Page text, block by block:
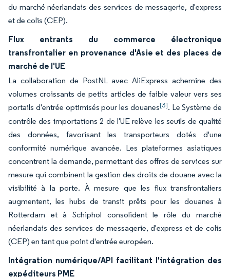
du marché néerlandais des services de messagerie, d'express
et de colis (CEP).
Flux entrants du commerce électronique
transfrontalier en provenance d'Asie et des places de
marché de l'UE
La collaboration de PostNL avec AliExpress achemine des
volumes croissants de petits articles de faible valeur vers ses
portails d'entrée optimisés pour les douanes[3]. Le Système de
contrôle des importations 2 de l'UE relève les seuils de qualité
des données, favorisant les transporteurs dotés d'une
conformité numérique avancée. Les plateformes asiatiques
concentrent la demande, permettant des offres de services sur
mesure qui combinent la gestion des droits de douane avec la
visibilité à la porte. À mesure que les flux transfrontaliers
augmentent, les hubs de transit prêts pour les douanes à
Rotterdam et à Schiphol consolident le rôle du marché
néerlandais des services de messagerie, d'express et de colis
(CEP) en tant que point d'entrée européen.
Intégration numérique/API facilitant l'intégration des
expéditeurs PME